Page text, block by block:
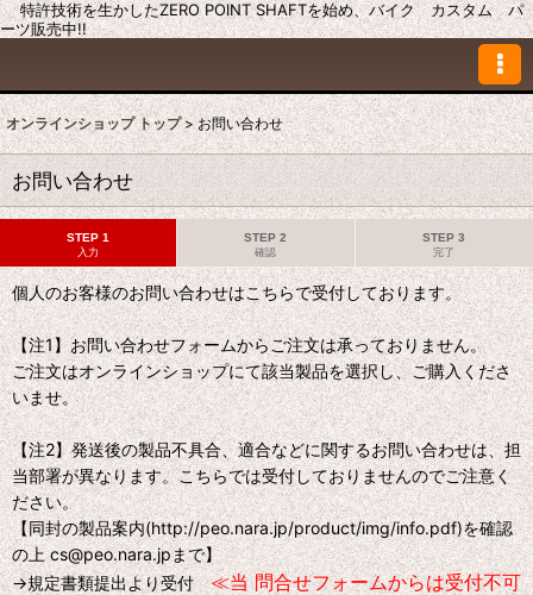
特許技術を生かしたZERO POINT SHAFTを始め、バイク カスタム パ
ーツ販売中!!
オンラインショップ トップ > お問い合わせ
お問い合わせ
STEP 1
入力
STEP 2
確認
STEP 3
完了
個人のお客様のお問い合わせはこちらで受付しております。
【注1】お問い合わせフォームからご注文は承っておりません。
ご注文はオンラインショップにて該当製品を選択し、ご購入くださ
いませ。
【注2】発送後の製品不具合、適合などに関するお問い合わせは、担
当部署が異なります。こちらでは受付しておりませんのでご注意く
ださい。
【同封の製品案内(http://peo.nara.jp/product/img/info.pdf)を確認
の上 cs@peo.nara.jpまで】
→規定書類提出より受付≪当 問合せフォームからは受付不可